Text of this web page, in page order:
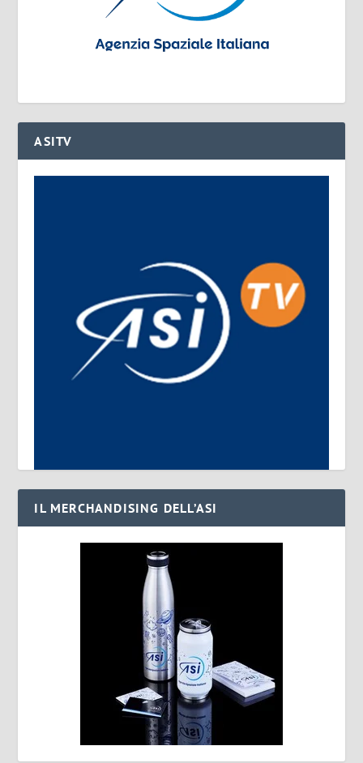
ASITV
IL MERCHANDISING DELL’ASI